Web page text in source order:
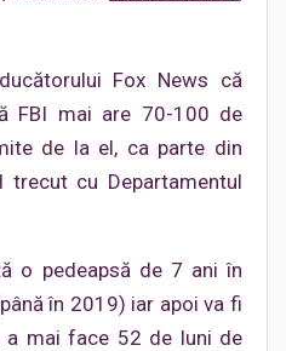
Fox News că
FBI mai are 70-100 de
de la el, ca parte din
trecut cu Departamentul
o pedeapsă de 7 ani în
în 2019) iar apoi va fi
a mai face 52 de luni de